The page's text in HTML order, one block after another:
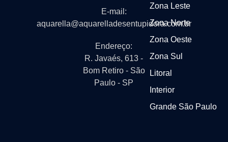
E-mail:
aquarella@aquarelladesentupidora.com.br
Endereço:
R. Javaés, 613 -
Bom Retiro - São
Paulo - SP
Zona Leste
Zona Norte
Zona Oeste
Zona Sul
Litoral
Interior
Grande São Paulo